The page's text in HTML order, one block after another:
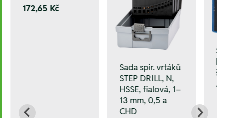
172,65 Kč
Sada spir. vrtáků
STEP DRILL, N,
HSSE, fialová, 1–
13 mm, 0,5 a
CHD